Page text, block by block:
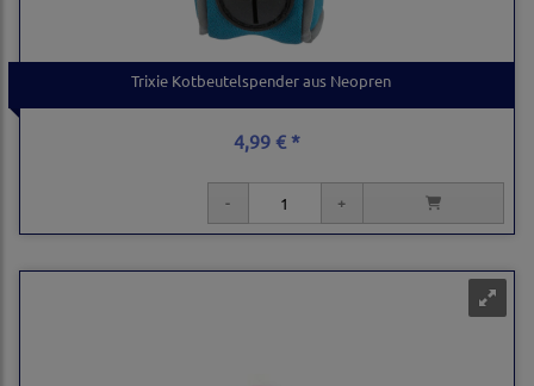
Trixie Kotbeutelspender aus Neopren
4,99 € *